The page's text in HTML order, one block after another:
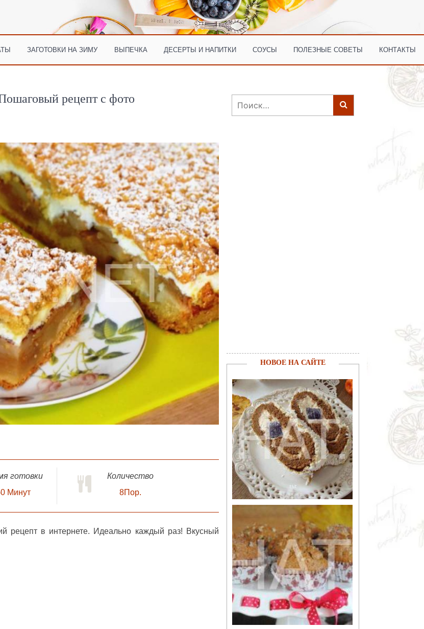
ЗАГОТОВКИ НА ЗИМУ ВЫПЕЧКА ДЕСЕРТЫ И НАПИТКИ СОУСЫ ПОЛЕЗНЫЕ СОВЕТЫ КОНТАКТЫ
рецепт с фото
готовки
Минут
Количество
8Пор.
рецепт в интернете. Идеально каждый раз! Вкусный
Найти:
НОВОЕ НА САЙТЕ